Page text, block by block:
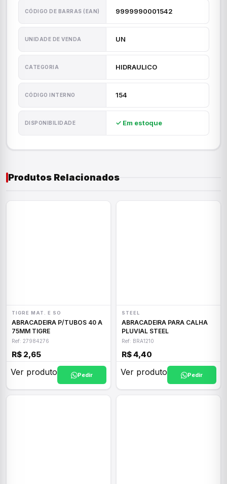
CÓDIGO DE BARRAS (EAN) 9999990001542
UNIDADE DE VENDA UN
CATEGORIA HIDRAULICO
CÓDIGO INTERNO 154
DISPONIBILIDADE ✓ Em estoque
Produtos Relacionados
TIGRE MAT. E SO
ABRACADEIRA P/TUBOS 40 A
75MM TIGRE
Ref: 27984276
R$ 2,65
Ver produto Pedir
STEEL
ABRACADEIRA PARA CALHA
PLUVIAL STEEL
Ref: BRA1210
R$ 4,40
Ver produto Pedir